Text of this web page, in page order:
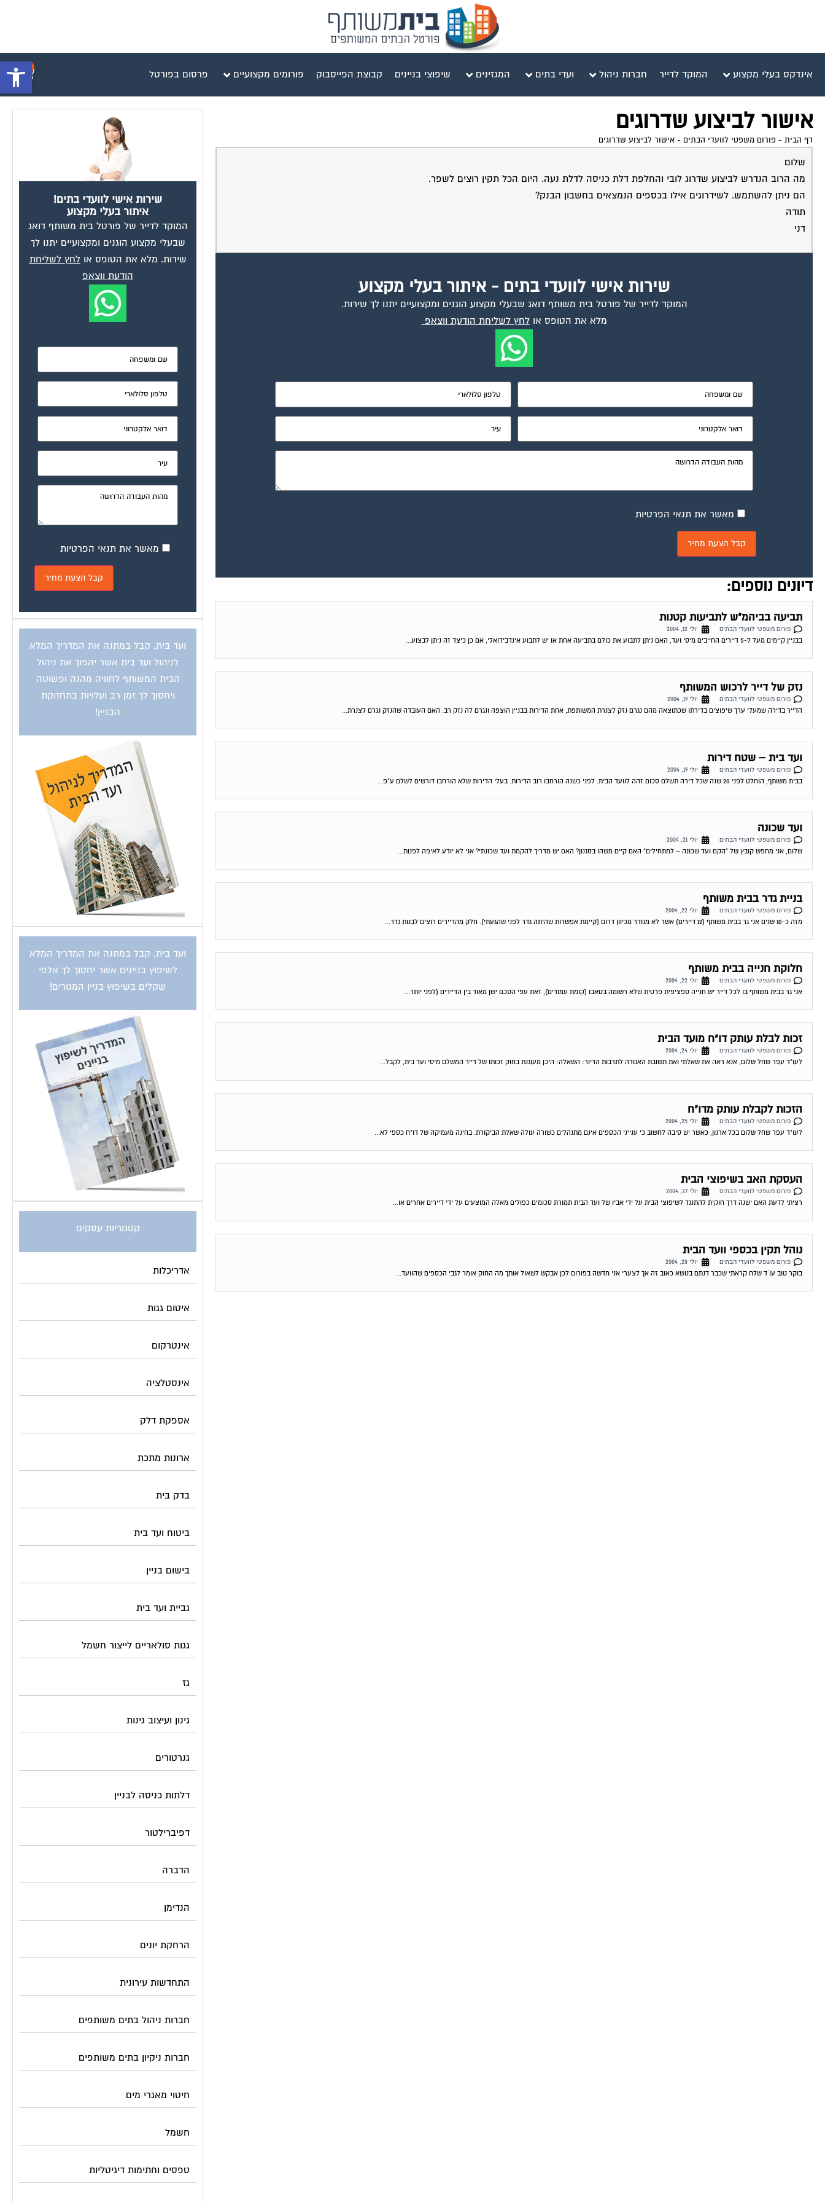
פתח אינדקס בעלי מקצוע המוקד לדייר חברות ניהול ועדי בתים המגזינים שיפוצי בניינים קבוצת הפייסבוק פורומים מקצועיים פרסום בפורטל
אישור לביצוע שדרוגים
דף הבית - פורום משפטי לוועדי הבתים - אישור לביצוע שדרוגים
שלום
מה הרוב הנדרש לביצוע שדרוג לובי והחלפת דלת כניסה לדלת נעה. היום הכל תקין רוצים לשפר.
הם ניתן להשתמש. לשידרוגים אילו בכספים הנמצאים בחשבון הבנק?
תודה
דני
שירות אישי לוועדי בתים - איתור בעלי מקצוע
המוקד לדייר של פורטל בית משותף דואג שבעלי מקצוע הוגנים ומקצועיים יתנו לך שירות.
מלא את הטופס אולחץ לשליחת הודעת ווצאפ
מאשר את תנאי הפרטיות
דיונים נוספים:
תביעה בביהמ"ש לתביעות קטנות
פורום משפטי לוועדי הבתים
יולי 12, 2004
בבניין קיימים מעל ל-5 דיירים החייבים מיסי ועד, האם ניתן לתבוע את כולם בתביעה אחת או יש לתבוע אינדבידואלי, אם כן כיצד זה ניתן לבצוע...
נזק של דייר לרכוש המשותף
פורום משפטי לוועדי הבתים
יולי 19, 2004
הדייר בדירה שמעלי ערך שיפוצים בדירתו שכתוצאה מהם נגרם נזק לצנרת המשותפת, אחת הדירות בבניין הוצפה ונגרם לה נזק רב. האם העובדה שהנזק נגרם לצנרת...
ועד בית – שטח דירות
פורום משפטי לוועדי הבתים
יולי 19, 2004
בבית משותף, הוחלט לפני 20 שנה שכל דירה תשלם סכום זהה לוועד הבית. לפני כשנה הורחבו רוב הדירות. בעלי הדירות שלא הורחבו דורשים לשלם ע"פ...
ועד שכונה
פורום משפטי לוועדי הבתים
יולי 21, 2004
שלום, אני מחפש קובץ של "הקם ועד שכונה – למתחילים" האם קיים משהו בסגנון? האם יש מדריך להקמת ועד שכונתי? אני לא יודע לאיפה לפנות...
בניית גדר בבית משותף
פורום משפטי לוועדי הבתים
יולי 22, 2004
מזה כ-10 שנים אני גר בבית משותף (12 דיירים) אשר לא מגודר מכיוון דרום (קיימת אפשרות שהיתה גדר לפני שהגעתי). חלק מהדיירים רוצים לבנות גדר...
חלוקת חנייה בבית משותף
פורום משפטי לוועדי הבתים
יולי 22, 2004
אני גר בבית משותף בו לכל דייר יש חנייה ספציפית פרטית שלא רשומה בטאבו (קומת עמודים), זאת עפי הסכם ישן מאוד בין הדיירים (לפני יותר...
זכות לבלת עותק דו"ח מועד הבית
פורום משפטי לוועדי הבתים
יולי 24, 2004
לעו"ד עפר שחל שלום, אנא ראה את שאלתי ואת תשובת האגודה לתרבות הדיור: השאלה: היכן מעוגנת בחוק זכותו של דייר המשלם מיסי ועד בית, לקבל...
הזכות לקבלת עותק מדו"ח
פורום משפטי לוועדי הבתים
יולי 25, 2004
לעו"ד עפר שחל שלום בכל ארגון, כאשר יש סיבה לחשוב כי ענייני הכספים אינם מתנהלים כשורה עולה שאלת הביקורת. בחינה מעמיקה של דו"ח כספי לא...
העסקת האב בשיפוצי הבית
פורום משפטי לוועדי הבתים
יולי 27, 2004
רציתי לדעת האם ישנה דרך חוקית להתנגד לשיפוצי הבית על ידי אביו של ועד הבית תמורת סכומים כפולים מאלה המוצעים על ידי דיירים אחרים או...
נוהל תקין בכספי וועד הבית
פורום משפטי לוועדי הבתים
יולי 28, 2004
בוקר טוב עו´ד שלח קראתי שכבר דנתם בנושא כאוב זה אך לצערי אני חדשה בפורום לכן אבקש לשאול אותך מה החוק אומר לגבי הכספים שהוועד...
שירות אישי לוועדי בתים!
איתור בעלי מקצוע
המוקד לדייר של פורטל בית משותף דואג
שבעלי מקצוע הוגנים ומקצועיים יתנו לך
שירות. מלא את הטופס אולחץ לשליחת
הודעת ווצאפ
מאשר את תנאי הפרטיות
ועד בית, קבל במתנה את המדריך המלא
לניהול ועד בית אשר יהפוך את ניהול
הבית המשותף לחוויה מהנה ופשוטה
ויחסוך לך זמן רב ועלויות בתחזוקת
הבניין!
ועד בית, קבל במתנה את המדריך המלא
לשיפוץ בניינים אשר יחסוך לך אלפי
שקלים בשיפוץ בניין המגורים!
קטגוריות עסקים
אדריכלות
איטום גגות
אינטרקום
אינסטלציה
אספקת דלק
ארונות מתכת
בדק בית
ביטוח ועד בית
בישום בניין
גביית ועד בית
גגות סולאריים לייצור חשמל
גז
גינון ועיצוב גינות
גנרטורים
דלתות כניסה לבניין
דפיברילטור
הדברה
הנדימן
הרחקת יונים
התחדשות עירונית
חברות ניהול בתים משותפים
חברות ניקיון בתים משותפים
חיטוי מאגרי מים
חשמל
טפסים וחתימות דיגיטליות